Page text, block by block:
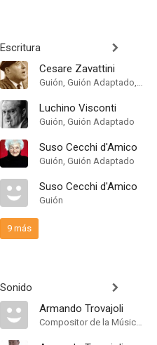
Escritura
Cesare Zavattini
Guión, Guión Adaptado, Idea
Luchino Visconti
Guión, Guión Adaptado
Suso Cecchi d'Amico
Guión, Guión Adaptado
Suso Cecchi d'Amico
Guión
9 más
Sonido
Armando Trovajoli
Compositor de la Música Original